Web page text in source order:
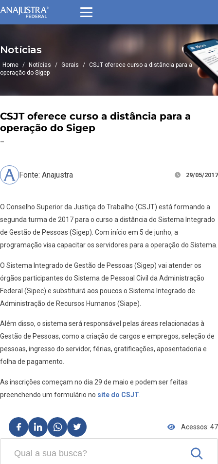
Notícias
Home / Notícias / Gerais / CSJT oferece curso a distância para a
operação do Sigep
CSJT oferece curso a distância para a
operação do Sigep
–
Fonte: Anajustra 29/05/2017
O Conselho Superior da Justiça do Trabalho (CSJT) está formando a
segunda turma de 2017 para o curso a distância do Sistema Integrado
de Gestão de Pessoas (Sigep). Com início em 5 de junho, a
programação visa capacitar os servidores para a operação do Sistema.
O Sistema Integrado de Gestão de Pessoas (Sigep) vai atender os
órgãos participantes do Sistema de Pessoal Civil da Administração
Federal (Sipec) e substituirá aos poucos o Sistema Integrado de
Administração de Recursos Humanos (Siape).
Além disso, o sistema será responsável pelas áreas relacionadas à
Gestão de Pessoas, como a criação de cargos e empregos, seleção de
pessoas, ingresso do servidor, férias, gratificações, aposentadoria e
folha de pagamento.
As inscrições começam no dia 29 de maio e podem ser feitas
preenchendo um formulário no site do CSJT
Acessos: 47